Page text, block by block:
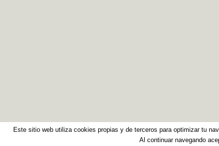
Este sitio web utiliza cookies propias y de terceros para optimizar tu
Al continuar navegando